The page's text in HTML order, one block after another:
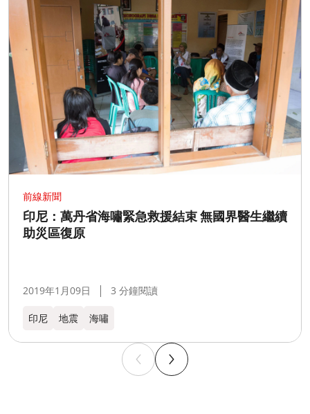
前線新聞
印尼：萬丹省海嘯緊急救援結束 無國界醫生繼續
助災區復原
2019年1月09日 3 分鐘閱讀
印尼 地震 海嘯